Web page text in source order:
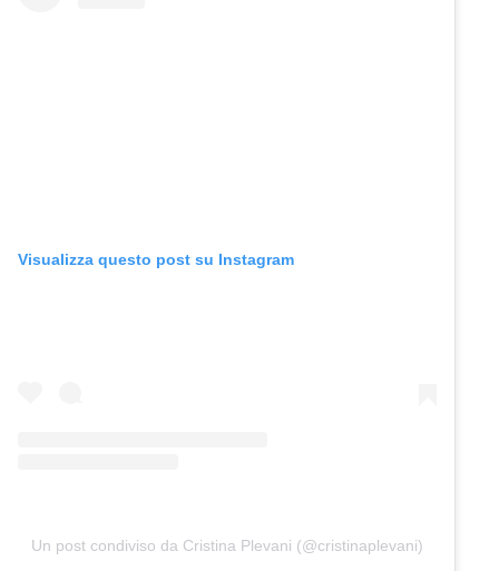
Visualizza questo post su Instagram
Un post condiviso da Cristina Plevani (@cristinaplevani)